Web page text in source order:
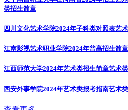
类招生简章
四川文化艺术学院2024年子科类对照表艺
江南影视艺术职业学院2024年普高招生简章
江西师范大学2024年艺术类招生简章艺术
西安外事学院2024年艺术类报考指南艺术